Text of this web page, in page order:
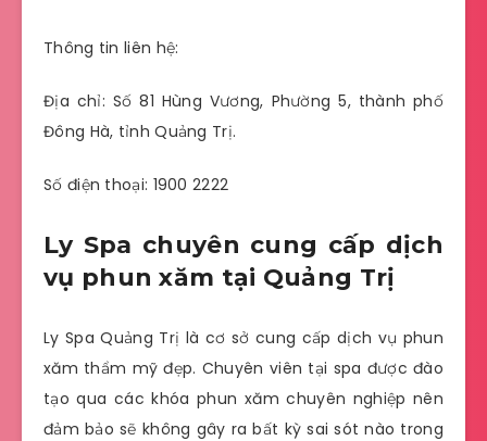
Thông tin liên hệ:
Địa chỉ: Số 81 Hùng Vương, Phường 5, thành phố
Đông Hà, tỉnh Quảng Trị.
Số điện thoại: 1900 2222
Ly Spa chuyên cung cấp dịch
vụ phun xăm tại Quảng Trị
Ly Spa Quảng Trị là cơ sở cung cấp dịch vụ phun
xăm thẩm mỹ đẹp. Chuyên viên tại spa được đào
tạo qua các khóa phun xăm chuyên nghiệp nên
đảm bảo sẽ không gây ra bất kỳ sai sót nào trong